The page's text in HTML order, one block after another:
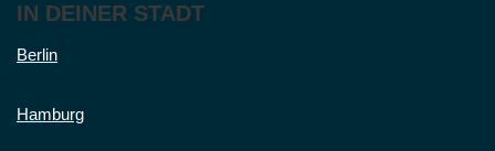
IN DEINER STADT
Berlin
Hamburg